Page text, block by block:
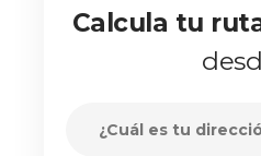
Calcula tu